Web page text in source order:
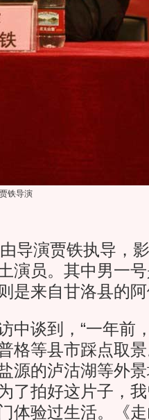
贾铁导演
导演贾铁执导，
演员。其中男一号
是来自甘洛县的
谈到，“一年前
格等县市踩点取
源的泸沽湖等外
了拍好这片子，
体验过生活。《